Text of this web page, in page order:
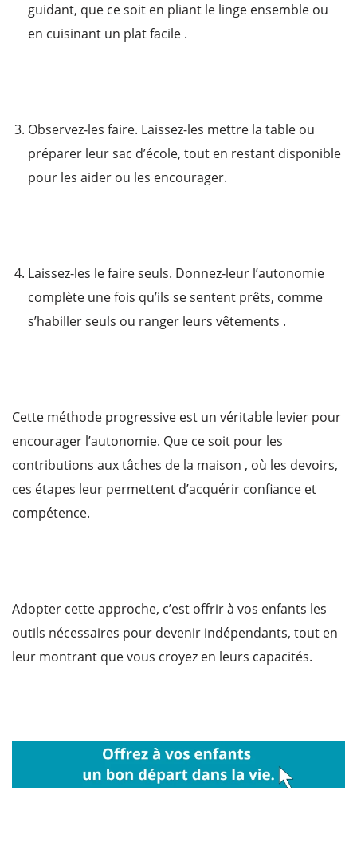
guidant, que ce soit en pliant le linge ensemble ou
en cuisinant un plat facile .
Observez-les faire. Laissez-les mettre la table ou
préparer leur sac d’école, tout en restant disponible
pour les aider ou les encourager.
Laissez-les le faire seuls. Donnez-leur l’autonomie
complète une fois qu’ils se sentent prêts, comme
s’habiller seuls ou ranger leurs vêtements .
Cette méthode progressive est un véritable levier pour
encourager l’autonomie. Que ce soit pour les
contributions aux tâches de la maison , où les devoirs,
ces étapes leur permettent d’acquérir confiance et
compétence.
Adopter cette approche, c’est offrir à vos enfants les
outils nécessaires pour devenir indépendants, tout en
leur montrant que vous croyez en leurs capacités.